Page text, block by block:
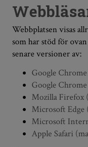
Webbplatsen visas
som har stöd för
senare versioner av:
Google
Google
Mozilla Firefox
Microsoft Edge
Microsoft
Apple Safari